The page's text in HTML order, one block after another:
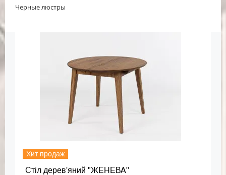
Черные люстры
Хит продаж
Стіл дерев'яний "ЖЕНЕВА"